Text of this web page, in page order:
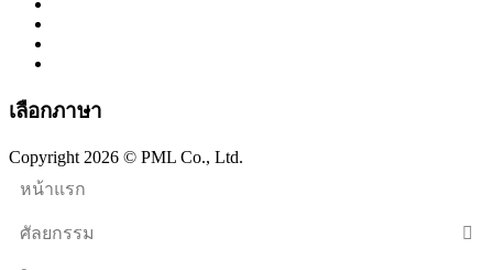
เลือกภาษา
Copyright 2026 © PML Co., Ltd.
หน้าแรก
ศัลยกรรม